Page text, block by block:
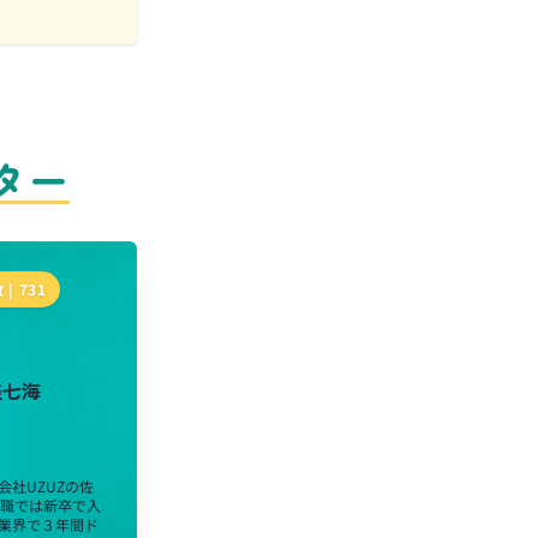
ー
| 731
海
社UZUZの佐
では新卒で入
界で３年間ド